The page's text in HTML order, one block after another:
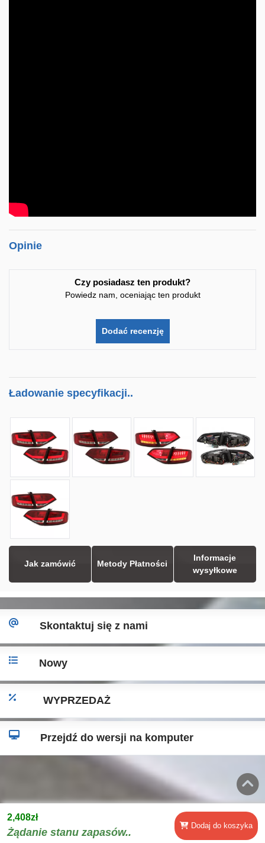
Opinie
Czy posiadasz ten produkt?
Powiedz nam, oceniając ten produkt
Dodać recenzję
Ładowanie specyfikacji..
Jak zamówić Metody Płatności
Informacje
wysyłkowe
2,408zł
Żądanie stanu zapasów..
Dodaj do koszyka
Skontaktuj się z nami
Nowy
WYPRZEDAŻ
Przejdź do wersji na komputer